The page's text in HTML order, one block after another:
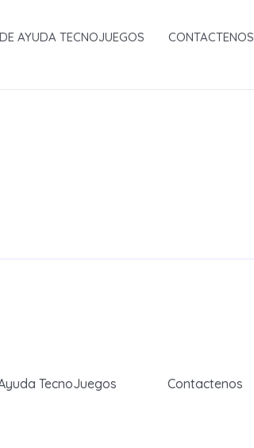
AYUDA TECNOJUEGOS CONTACTENOS
TecnoJuegos Contactenos